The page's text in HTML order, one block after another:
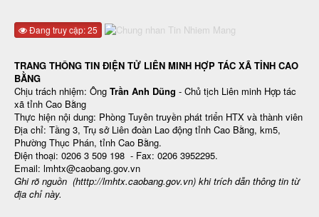
Đang truy cập: 25
TRANG THÔNG TIN ĐIỆN TỬ LIÊN MINH HỢP TÁC XÃ TỈNH CAO
BẰNG
Chịu trách nhiệm: Ông Trần Anh Dũng - Chủ tịch Liên minh Hợp tác
xã tỉnh Cao Bằng
Thực hiện nội dung: Phòng Tuyên truyền phát triển HTX và thành viên
Địa chỉ: Tầng 3, Trụ sở Liên đoàn Lao động tỉnh Cao Bằng, km5,
Phường Thục Phán, tỉnh Cao Bằng.
Điện thoại: 0206 3 509 198 - Fax: 0206 3952295.
Email: lmhtx@caobang.gov.vn
Ghi rõ nguồn (htttp://lmhtx.caobang.gov.vn) khi trích dẫn thông tin từ
địa chỉ này.